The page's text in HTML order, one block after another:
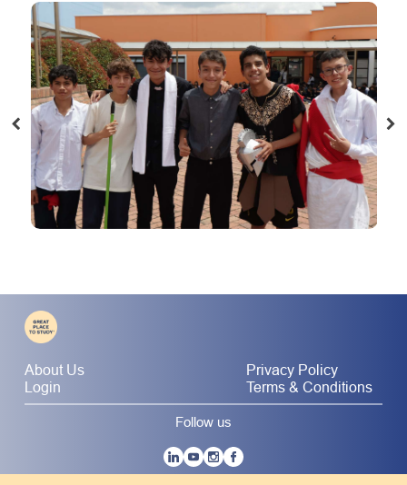
About Us
Login
Privacy Policy
Terms & Conditions
Follow us